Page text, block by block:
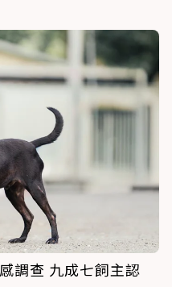
調查 九成七飼主認